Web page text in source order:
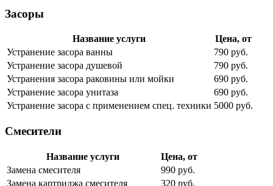
Засоры
Название услуги
Цена, от
Устранение засора ванны
790 руб.
Устранение засора душевой
790 руб.
Устранения засора раковины или мойки
690 руб.
Устранение засора унитаза
690 руб.
Устранение засора с применением спец. техники 5000 руб.
Смесители
Название услуги
Цена, от
Замена смесителя
990 руб.
Замена картриджа смесителя
320 руб.